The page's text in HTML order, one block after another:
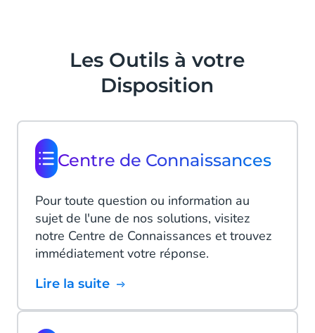
Les Outils à votre
Disposition
Centre de Connaissances
Pour toute question ou information au
sujet de l'une de nos solutions, visitez
notre Centre de Connaissances et trouvez
immédiatement votre réponse.
Lire la suite